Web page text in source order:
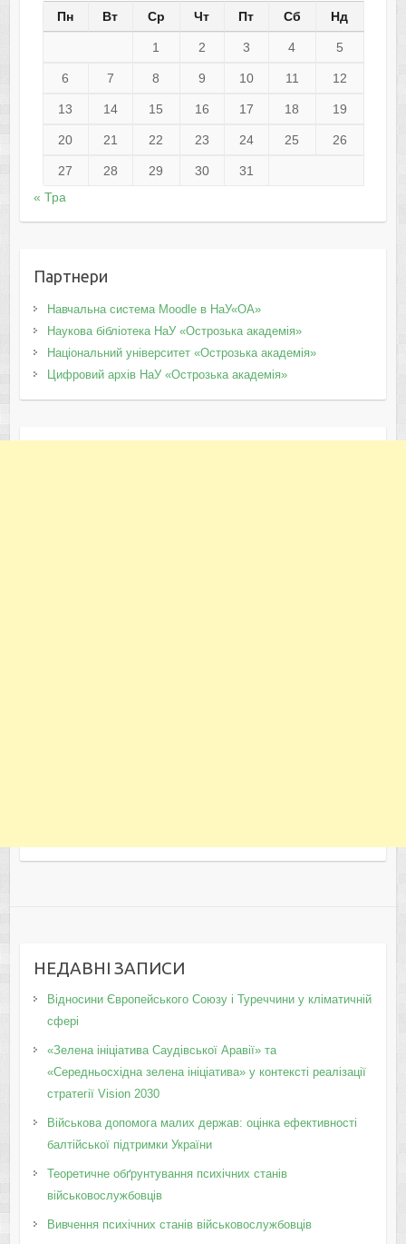
Пн Вт Ср Чт Пт Сб Нд
1 2 3 4 5
6 7 8 9 10 11 12
13 14 15 16 17 18 19
20 21 22 23 24 25 26
27 28 29 30
31
« Тра
Партнери
Навчальна система Moodle в НаУ«ОА»
Наукова бібліотека НаУ «Острозька академія»
Національний університет «Острозька академія»
Цифровий архів НаУ «Острозька академія»
НЕДАВНІ ЗАПИСИ
Відносини Європейського Союзу і Туреччини у кліматичній
сфері
«Зелена ініціатива Саудівської Аравії» та
«Середньосхідна зелена ініціатива» у контексті реалізації
стратегії Vision 2030
Військова допомога малих держав: оцінка ефективності
балтійської підтримки України
Теоретичне обґрунтування психічних станів
військовослужбовців
Вивчення психічних станів військовослужбовців